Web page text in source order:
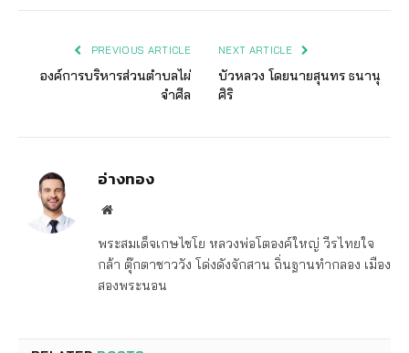
PREVIOUS ARTICLE
องค์การบริหารส่วนตำบลไผ่
จำศีล
NEXT ARTICLE
บัวหลวง โดยนายสุนทร ธนานุ
ศิริ
อ่างทอง
Website
พระสมเด็จเกษไชโย หลวงพ่อโตองค์ใหญ่ วีรไทยใจ
กล้า ตุ๊กตาชาววัง โด่งดังจักสาน ถิ่นฐานทำกลอง เมือง
สองพระนอน